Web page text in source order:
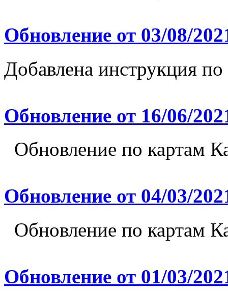
Обновление от 03/08/
Добавлена инструкция
Обновление от 16/06/
Обновление по картам
Обновление от 04/03/
Обновление по картам
Обновление от 01/03/